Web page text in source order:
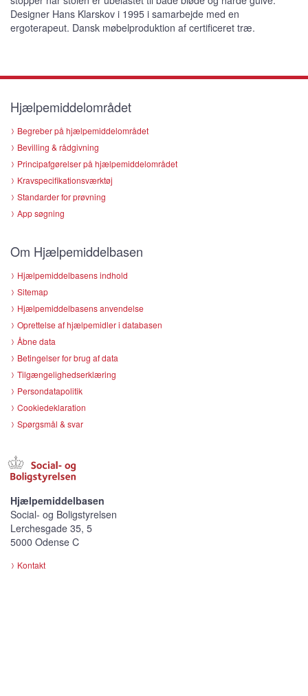
Designer Hans Klarskov i 1995 i samarbejde med en
ergoterapeut. Dansk møbelproduktion af certificeret træ.
Hjælpemiddelområdet
Begreber på hjælpemiddelområdet
Bevilling & rådgivning
Principafgørelser på hjælpemiddelområdet
Kravspecifikationsværktøj
Standarder for prøvning
App søgning
Om Hjælpemiddelbasen
Hjælpemiddelbasens indhold
Sitemap
Hjælpemiddelbasens anvendelse
Oprettelse af hjælpemidler i databasen
Åbne data
Betingelser for brug af data
Tilgængelighedserklæring
Persondatapolitik
Cookiedeklaration
Spørgsmål & svar
Hjælpemiddelbasen
Social- og Boligstyrelsen
Lerchesgade 35, 5
5000 Odense C
Kontakt